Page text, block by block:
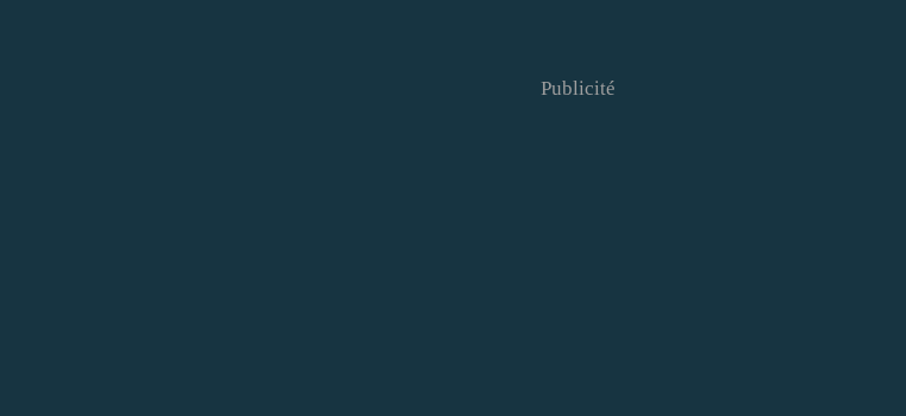
Publicité